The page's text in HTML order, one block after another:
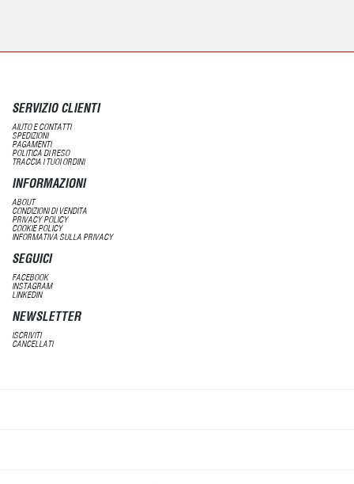
SERVIZIO CLIENTI
AIUTO E CONTATTI
SPEDIZIONI
PAGAMENTI
POLITICA DI RESO
TRACCIA I TUOI ORDINI
INFORMAZIONI
ABOUT
CONDIZIONI DI VENDITA
PRIVACY POLICY
COOKIE POLICY
INFORMATIVA SULLA PRIVACY
SEGUICI
FACEBOOK
INSTAGRAM
LINKEDIN
NEWSLETTER
ISCRIVITI
CANCELLATI